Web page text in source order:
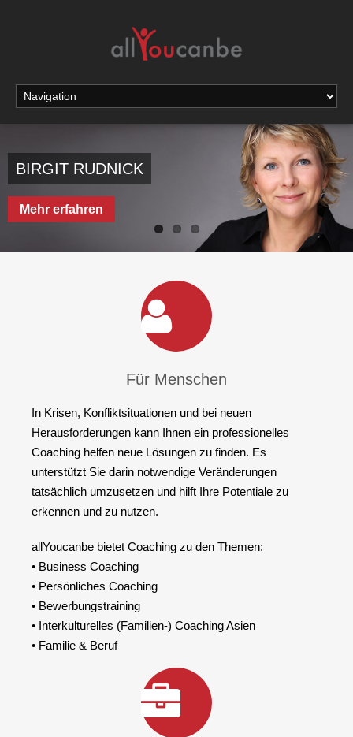
BIRGIT RUDNICK
Mehr erfahren
Für Menschen
In Krisen, Konfliktsituationen und bei neuen
Herausforderungen kann Ihnen ein professionelles
Coaching helfen neue Lösungen zu finden. Es
unterstützt Sie darin notwendige Veränderungen
tatsächlich umzusetzen und hilft Ihre Potentiale zu
erkennen und zu nutzen.
allYoucanbe bietet Coaching zu den Themen:
• Business Coaching
• Persönliches Coaching
• Bewerbungstraining
• Interkulturelles (Familien-) Coaching Asien
• Familie & Beruf